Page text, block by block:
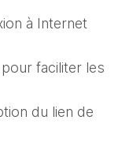
à Internet
faciliter les
du lien de